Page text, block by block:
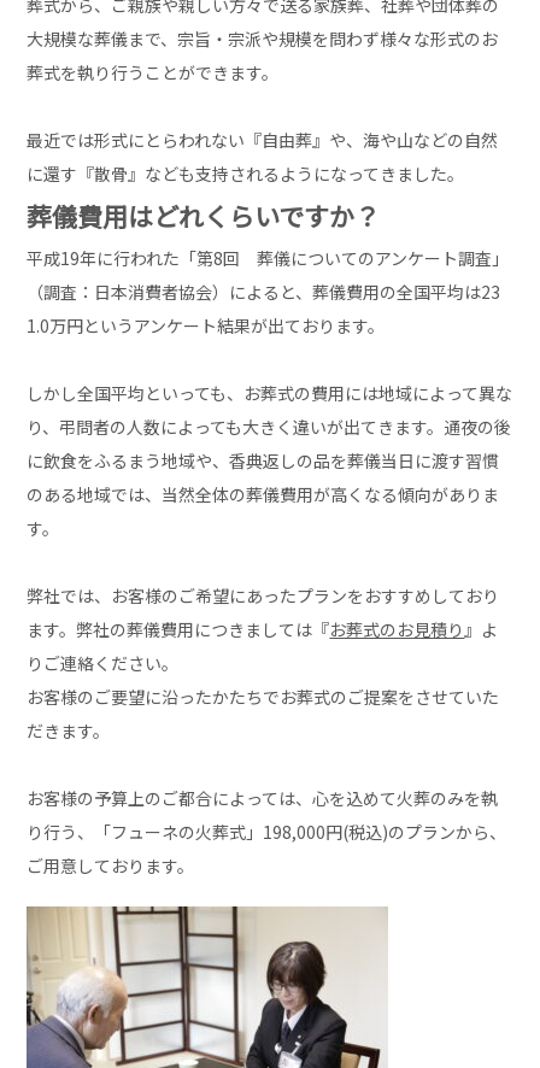
葬式から、ご親族や親しい方々で送る家族葬、社葬や団体葬の
大規模な葬儀まで、宗旨・宗派や規模を問わず様々な形式のお
葬式を執り行うことができます。
最近では形式にとらわれない『自由葬』や、海や山などの自然
に還す『散骨』なども支持されるようになってきました。
葬儀費用はどれくらいですか？
平成19年に行われた「第8回 葬儀についてのアンケート調査」
（調査：日本消費者協会）によると、葬儀費用の全国平均は23
1.0万円というアンケート結果が出ております。
しかし全国平均といっても、お葬式の費用には地域によって異な
り、弔問者の人数によっても大きく違いが出てきます。通夜の後
に飲食をふるまう地域や、香典返しの品を葬儀当日に渡す習慣
のある地域では、当然全体の葬儀費用が高くなる傾向がありま
す。
弊社では、お客様のご希望にあったプランをおすすめしており
ます。弊社の葬儀費用につきましては『お葬式のお見積り』よ
りご連絡ください。
お客様のご要望に沿ったかたちでお葬式のご提案をさせていた
だきます。
お客様の予算上のご都合によっては、心を込めて火葬のみを執
り行う、「フューネの火葬式」198,000円(税込)のプランから、
ご用意しております。